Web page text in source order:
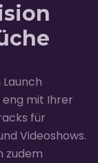
eng mit Ihrer
für
Videoshows.
zudem